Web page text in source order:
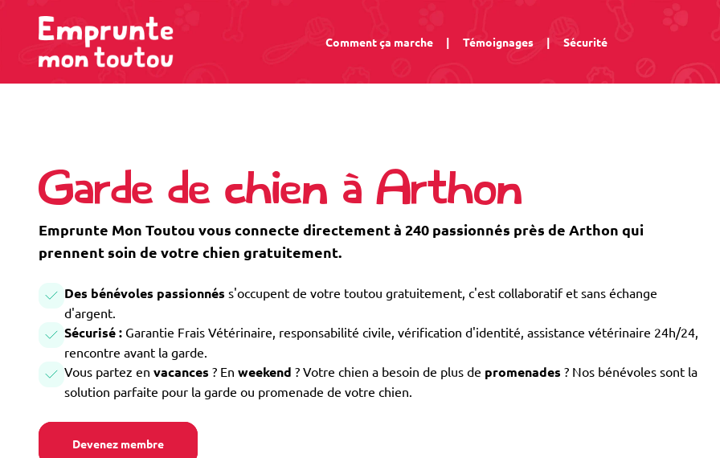
Comment ça marche | Témoignages | Sécurité
Garde de chien à Arthon
Emprunte Mon Toutou vous connecte directement à 240 passionnés près de Arthon qui
prennent soin de votre chien gratuitement.
Des bénévoles passionnés s'occupent de votre toutou gratuitement, c'est collaboratif et sans échange
d'argent.
Sécurisé : Garantie Frais Vétérinaire, responsabilité civile, vérification d'identité, assistance vétérinaire 24h/24,
rencontre avant la garde.
Vous partez en vacances ? En weekend ? Votre chien a besoin de plus de promenades ? Nos bénévoles sont la
solution parfaite pour la garde ou promenade de votre chien.
Devenez membre